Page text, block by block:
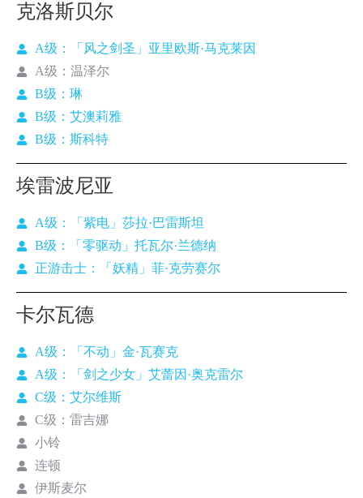
克洛斯贝尔
A级：「风之剑圣」亚里欧斯·马克莱因
A级：温泽尔
B级：琳
B级：艾澳莉雅
B级：斯科特
埃雷波尼亚
A级：「紫电」莎拉·巴雷斯坦
B级：「零驱动」托瓦尔·兰德纳
正游击士：「妖精」菲·克劳赛尔
卡尔瓦德
A级：「不动」金·瓦赛克
A级：「剑之少女」艾蕾因·奥克雷尔
C级：艾尔维斯
C级：雷吉娜
小铃
连顿
伊斯麦尔